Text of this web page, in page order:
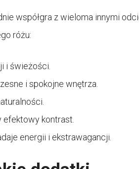
współgra z wieloma innymi
różu:
i świeżości.
i spokojne wnętrza.
kontrast.
energii i ekstrawagancji.